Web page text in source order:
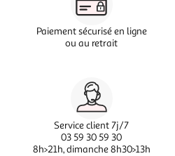
Paiement sécurisé en ligne
ou au retrait
Service client 7j/7
03 59 30 59 30
8h>21h, dimanche 8h30>13h